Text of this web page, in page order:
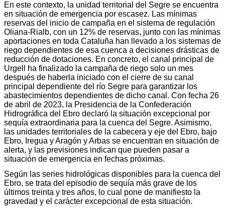
En este contexto, la unidad territorial del Segre se encuentra
en situación de emergencia por escasez. Las mínimas
reservas del inicio de campaña en el sistema de regulación
Oliana-Rialb, con un 12% de reservas, junto con las mínimas
aportaciones en toda Cataluña han llevado a los sistemas de
riego dependientes de esa cuenca a decisiones drásticas de
reducción de dotaciones. En concreto, el canal principal de
Urgell ha finalizado la campaña de riego solo un mes
después de haberla iniciado con el cierre de su canal
principal dependiente del río Segre para garantizar los
abastecimientos dependientes de dicho canal. Con fecha 26
de abril de 2023, la Presidencia de la Confederación
Hidrográfica del Ebro declaró la situación excepcional por
sequía extraordinaria para la cuenca del Segre. Asimismo,
las unidades territoriales de la cabecera y eje del Ebro, bajo
Ebro, Iregua y Aragón y Arbas se encuentran en situación de
alerta, y las previsiones indican que pueden pasar a
situación de emergencia en fechas próximas.
Según las series hidrológicas disponibles para la cuenca del
Ebro, se trata del episodio de sequía más grave de los
últimos treinta y tres años, lo cual pone de manifiesto la
gravedad y el carácter excepcional de esta situación.